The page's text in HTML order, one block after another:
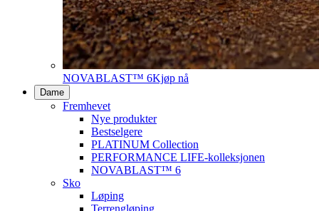
NOVABLAST™ 6Kjøp nå
Dame
Fremhevet
Nye produkter
Bestselgere
PLATINUM Collection
PERFORMANCE LIFE-kolleksjonen
NOVABLAST™ 6
Sko
Løping
Terrengløping